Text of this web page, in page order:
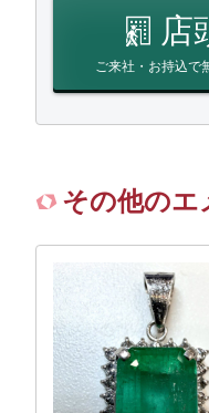
店
ご来社・お持込で
その他のエ